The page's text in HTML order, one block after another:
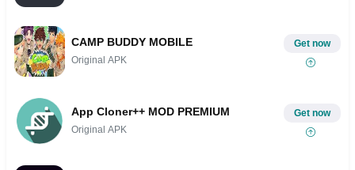
CAMP BUDDY MOBILE
Original APK
Get now
App Cloner++ MOD PREMIUM
Original APK
Get now